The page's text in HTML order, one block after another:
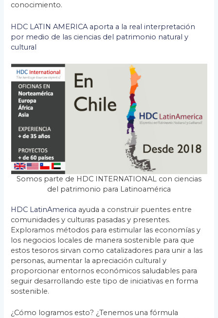
conocimiento.
HDC LATIN AMERICA aporta a la real interpretación
por medio de las ciencias del patrimonio natural y
cultural
Somos parte de HDC INTERNATIONAL con ciencias
del patrimonio para Latinoamérica
HDC LatinAmerica ayuda a construir puentes entre
comunidades y culturas pasadas y presentes.
Exploramos métodos para estimular las economías y
los negocios locales de manera sostenible para que
estos tesoros sirvan como catalizadores para unir a las
personas, aumentar la apreciación cultural y
proporcionar entornos económicos saludables para
seguir desarrollando este tipo de iniciativas en forma
sostenible.
¿Cómo logramos esto? ¿Tenemos una fórmula